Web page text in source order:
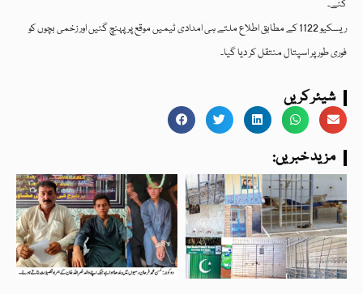
گئے۔
ریسکیو 1122 کے مطابق اطلاع ملتے ہی امدادی ٹیمیں موقع پر پہنچ گئیں اور زخمی بچوں کو
فوری طور پر اسپتال منتقل کر دیا گیا۔
شیئر کریں
:مزید خبریں